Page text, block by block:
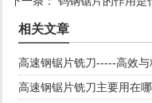
相关文章
高速钢锯片铣刀-----高效
高速钢锯片铣刀主要用在